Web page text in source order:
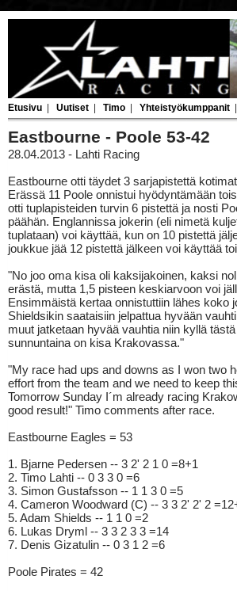
Etusivu Uutiset Timo Yhteistyökumppanit
Eastbourne - Poole 53-42
28.04.2013 - Lahti Racing
Eastbourne otti täydet 3 sarjapistettä
Erässä 11 Poole onnistui hyödyntämään
otti tuplapisteiden turvin 6 pistettä ja nosti
päähän. Englannissa jokerin (eli nimetä
tuplataan) voi käyttää, kun on 10 pistettä
joukkue jää 12 pistettä jälkeen voi käyttää
"No joo oma kisa oli kaksijakoinen, kaksi
erästä, mutta 1,5 pisteen keskiarvoon voi
Ensimmäistä kertaa onnistuttiin lähes koko
Shieldsikin saataisiin jelpattua hyvään
muut jatketaan hyvää vauhtia niin kyllä
sunnuntaina on kisa Krakovassa."
"My race had ups and downs as I won two
effort from the team and we need to keep
Tomorrow Sunday I´m already racing
good result!" Timo comments after race.
Eastbourne Eagles = 53
1. Bjarne Pedersen -- 3 2' 2 1 0 =8+1
2. Timo Lahti -- 0 3 3 0 =6
3. Simon Gustafsson -- 1 1 3 0 =5
4. Cameron Woodward (C) -- 3 3 2' 2' 2
5. Adam Shields -- 1 1 0 =2
6. Lukas Dryml -- 3 3 2 3 3 =14
7. Denis Gizatulin -- 0 3 1 2 =6
Poole Pirates = 42